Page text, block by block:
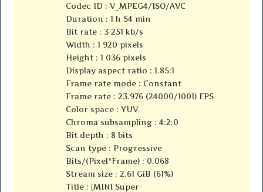
Codec ID : V_MPEG4/ISO/AVC
Duration : 1 h 54 min
Bit rate : 3 251 kb/s
Width : 1 920 pixels
Height : 1 036 pixels
Display aspect ratio : 1.85:1
Frame rate mode : Constant
Frame rate : 23.976 (24000/1001) FPS
Color space : YUV
Chroma subsampling : 4:2:0
Bit depth : 8 bits
Scan type : Progressive
Bits/(Pixel*Frame) : 0.068
Stream size : 2.61 GiB (61%)
Title : {MINI Super-